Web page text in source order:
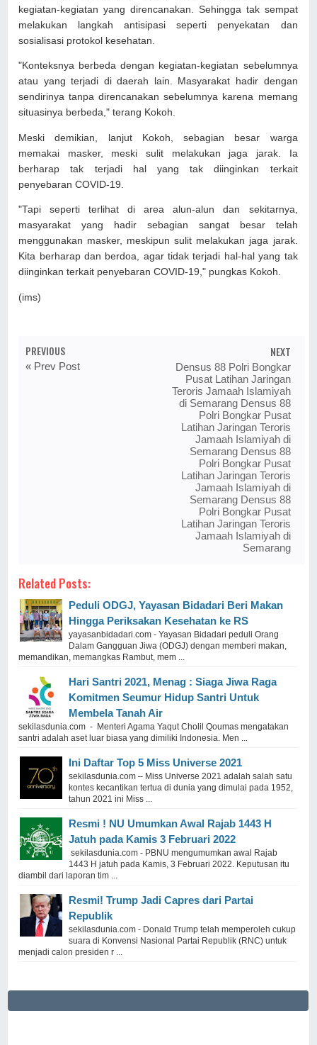
kegiatan-kegiatan yang direncanakan. Sehingga tak sempat
melakukan langkah antisipasi seperti penyekatan dan
sosialisasi protokol kesehatan.
"Konteksnya berbeda dengan kegiatan-kegiatan sebelumnya
atau yang terjadi di daerah lain. Masyarakat hadir dengan
sendirinya tanpa direncanakan sebelumnya karena memang
situasinya berbeda," terang Kokoh.
Meski demikian, lanjut Kokoh, sebagian besar warga
memakai masker, meski sulit melakukan jaga jarak. Ia
berharap tak terjadi hal yang tak diinginkan terkait
penyebaran COVID-19.
"Tapi seperti terlihat di area alun-alun dan sekitarnya,
masyarakat yang hadir sebagian sangat besar telah
menggunakan masker, meskipun sulit melakukan jaga jarak.
Kita berharap dan berdoa, agar tidak terjadi hal-hal yang tak
diinginkan terkait penyebaran COVID-19," pungkas Kokoh.
(ims)
PREVIOUS
« Prev Post
NEXT
Densus 88 Polri Bongkar
Pusat Latihan Jaringan
Teroris Jamaah Islamiyah
di Semarang Densus 88
Polri Bongkar Pusat
Latihan Jaringan Teroris
Jamaah Islamiyah di
Semarang Densus 88
Polri Bongkar Pusat
Latihan Jaringan Teroris
Jamaah Islamiyah di
Semarang Densus 88
Polri Bongkar Pusat
Latihan Jaringan Teroris
Jamaah Islamiyah di
Semarang
Related Posts:
Peduli ODGJ, Yayasan Bidadari Beri Makan
Hingga Periksakan Kesehatan ke RS
yayasanbidadari.com - Yayasan Bidadari peduli Orang
Dalam Gangguan Jiwa (ODGJ) dengan memberi makan,
memandikan, memangkas Rambut, mem ...
Hari Santri 2021, Menag : Siaga Jiwa Raga
Komitmen Seumur Hidup Santri Untuk
Membela Tanah Air
sekilasdunia.com - Menteri Agama Yaqut Cholil Qoumas mengatakan
santri adalah aset luar biasa yang dimiliki Indonesia. Men ...
Ini Daftar Top 5 Miss Universe 2021
sekilasdunia.com – Miss Universe 2021 adalah salah satu
kontes kecantikan tertua di dunia yang dimulai pada 1952,
tahun 2021 ini Miss ...
Resmi ! NU Umumkan Awal Rajab 1443 H
Jatuh pada Kamis 3 Februari 2022
sekilasdunia.com - PBNU mengumumkan awal Rajab
1443 H jatuh pada Kamis, 3 Februari 2022. Keputusan itu
diambil dari laporan tim ...
Resmi! Trump Jadi Capres dari Partai
Republik
sekilasdunia.com - Donald Trump telah memperoleh cukup
suara di Konvensi Nasional Partai Republik (RNC) untuk
menjadi calon presiden r ...